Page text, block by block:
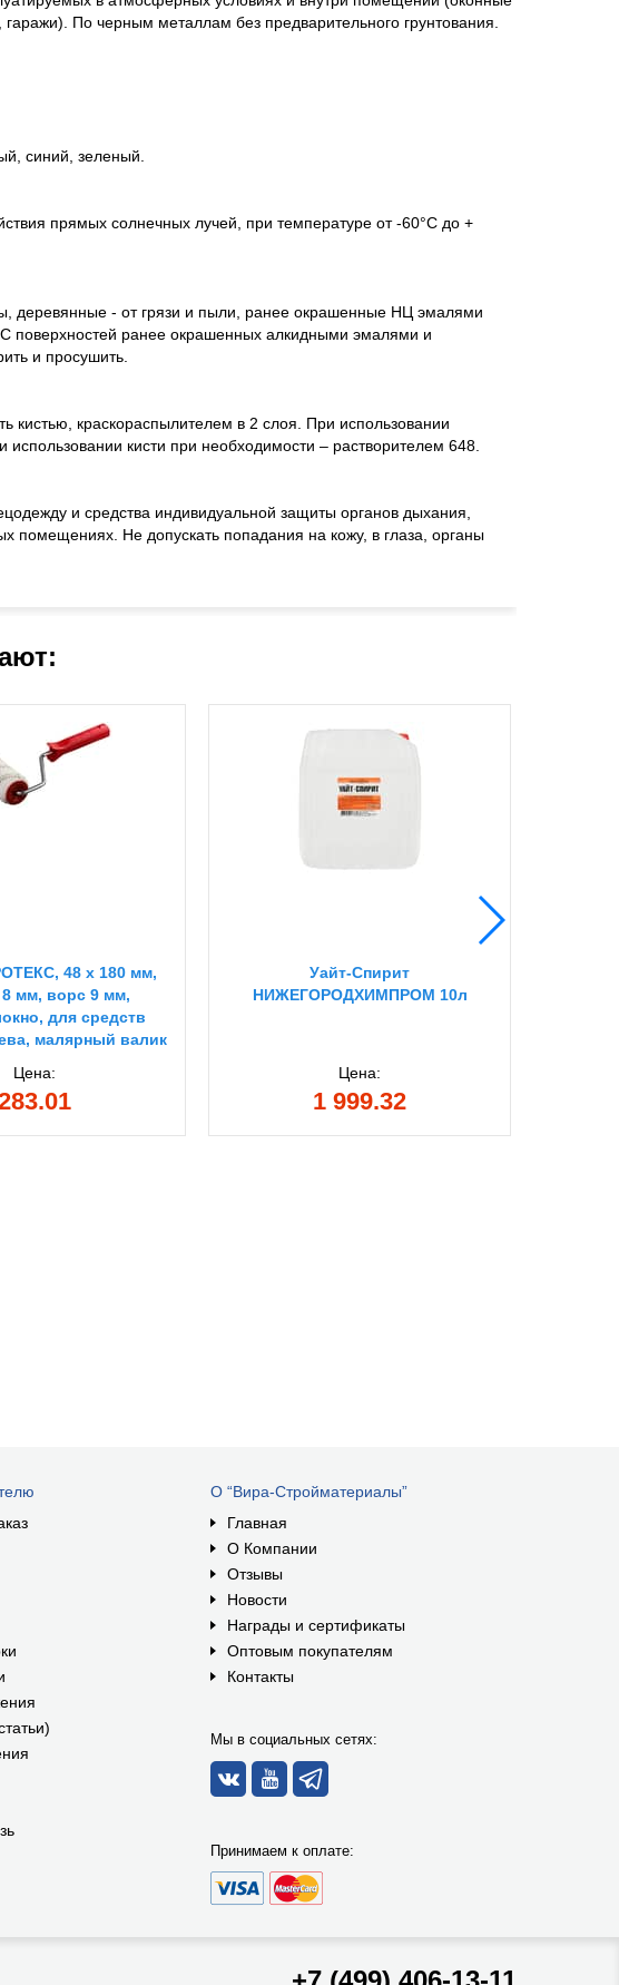
По черным металлам без предварительного грунтования.
синий, зеленый.
прямых солнечных лучей, при температуре от -60°С до +
деревянные - от грязи и пыли, ранее окрашенные НЦ эмалями
поверхностей ранее окрашенных алкидными эмалями и
и просушить.
краскораспылителем в 2 слоя. При использовании
кисти при необходимости – растворителем 648.
и средства индивидуальной защиты органов дыхания,
помещениях. Не допускать попадания на кожу, в глаза, органы
48 х 180 мм,
мм, ворс 9 мм,
для средств
малярный валик
Цена:
Уайт-Спирит
НИЖЕГОРОДХИМПРОМ 10л
Цена:
1 999.32
О “Вира-Стройматериалы”
Главная
О Компании
Отзывы
Новости
Награды и сертификаты
Оптовым покупателям
Контакты
Мы в социальных сетях:
Принимаем к оплате: